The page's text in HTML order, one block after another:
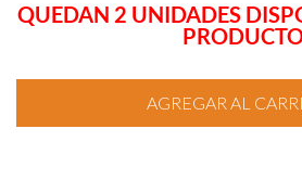
QUEDAN 2 UNIDADES